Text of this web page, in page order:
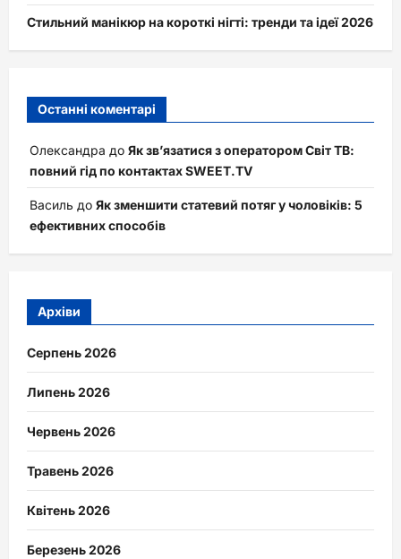
Стильний манікюр на короткі нігті: тренди та ідеї 2026
Останні коментарі
Олександра до Як зв’язатися з оператором Світ ТВ:
повний гід по контактах SWEET.TV
Василь до Як зменшити статевий потяг у чоловіків: 5
ефективних способів
Архіви
Серпень 2026
Липень 2026
Червень 2026
Травень 2026
Квітень 2026
Березень 2026